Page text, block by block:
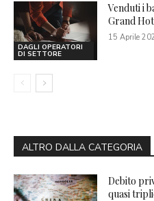
DAGLI OPERATORI
DI SETTORE
Venduti i
Grand
15 Aprile
ALTRO DALLA CATEGORIA
Debito
quasi